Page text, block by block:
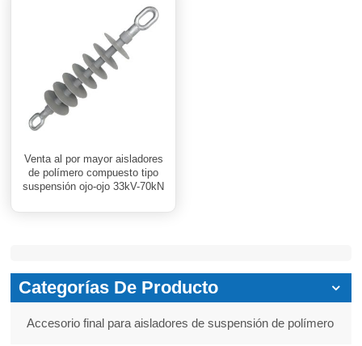
Venta al por mayor aisladores
de polímero compuesto tipo
suspensión ojo-ojo 33kV-70kN
Categorías De Producto
Accesorio final para aisladores de suspensión de polímero